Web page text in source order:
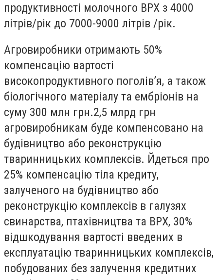
продуктивності молочного ВРХ з 4000
літрів/рік до 7000-9000 літрів /рік.
Агровиробники отримають 50%
компенсацію вартості
високопродуктивного поголів’я, а також
біологічного матеріалу та ембріонів на
суму 300 млн грн.2,5 млрд грн
агровиробникам буде компенсовано на
будівництво або реконструкцію
тваринницьких комплексів. Йдеться про
25% компенсацію тіла кредиту,
залученого на будівництво або
реконструкцію комплексів в галузях
свинарства, птахівництва та ВРХ, 30%
відшкодування вартості введених в
експлуатацію тваринницьких комплексів,
побудованих без залучення кредитних